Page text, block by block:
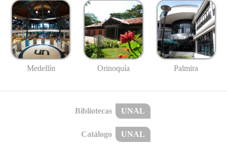
Medellín Orinoquía Palmira
Bibliotecas UNAL
Catálogo UNAL